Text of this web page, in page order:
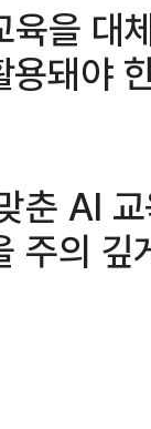
을 대
돼야
춘 AI
주의 깊